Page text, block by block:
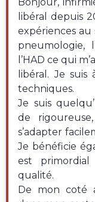
Bonjour,
libéral depuis
expériences au
pneumologie,
l’HAD ce qui
libéral. Je suis
techniques.
Je suis quelqu’un
de
s’adapter
Je bénéficie
est
qualité.
De mon coté